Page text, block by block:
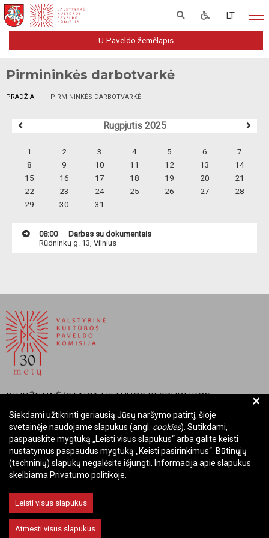
LT
U-Paveldo žemėlapis
Pirmininkės darbotvarkė
PRADŽIA PIRMININKĖS DARBOTVARKĖ
Rugpjutis 2025
1 2 3 4 5 6
7
8
9 10 11 12 13
14
15
16 17 18 19 20
21
22
23 24 25 26 27
28
29
30 31
08:00
Darbas su dokumentais
Rūdninkų g. 13, Vilnius
BIUDŽETINĖ ĮSTAIGA LIETUVOS RESPUBLIKOS
VALSTYBINĖ KULTŪROS PAVELDO KOMISIJA
Įmonės kodas: Juridinių asmenų registre 288700520
Adresas: Rūdninkų g. 13, 01135 Vilnius
Telefonas: +370 699 13972
El. paštas: komisija@vkpk.lt
+
Siekdami užtikrinti geriausią Jūsų naršymo patirtį, šioje
svetainėje naudojame slapukus (angl. cookies). Sutikdami,
paspauskite mygtuką „Leisti visus slapukus“ arba galite keisti
nustatymus paspaudus mygtuką „Keisti pasirinkimus“. Būtinųjų
(techninių) slapukų negalėsite išjungti. Informacija apie slapukus
skelbiama Privatumo politikoje
Leisti visus slapukus
Atmesti visus slapukus